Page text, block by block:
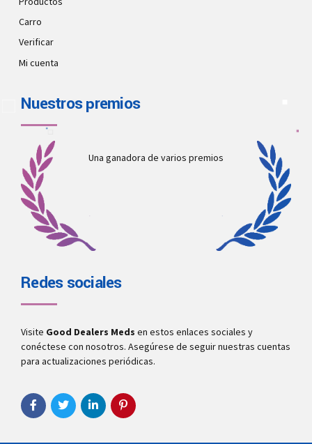
Carro
Verificar
Mi cuenta
Nuestros premios
Una ganadora de varios premios
Redes sociales
Visite Good Dealers Meds en estos enlaces sociales y
conéctese con nosotros. Asegúrese de seguir nuestras cuentas
para actualizaciones periódicas.